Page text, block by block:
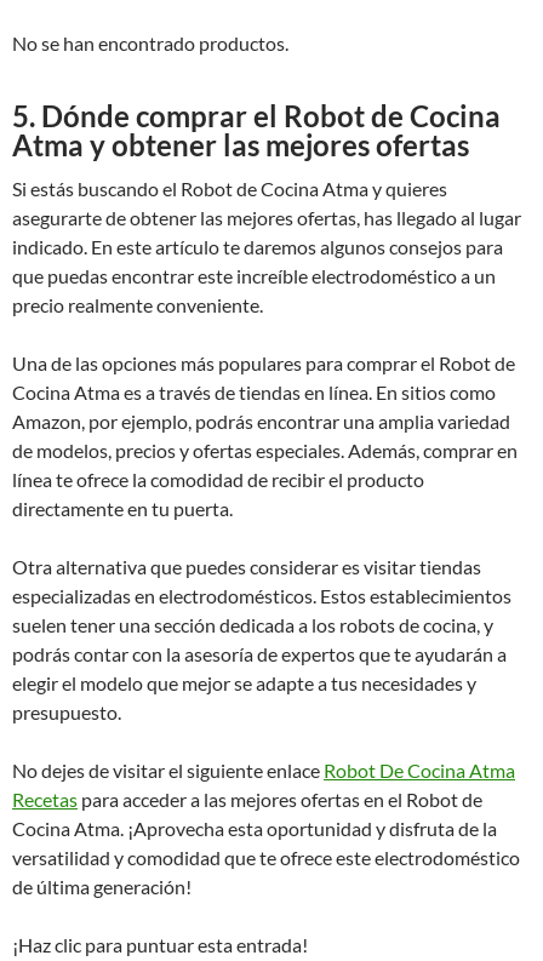
No se han encontrado productos.
5. Dónde comprar el Robot de Cocina
Atma y obtener las mejores ofertas
Si estás buscando el Robot de Cocina Atma y quieres
asegurarte de obtener las mejores ofertas, has llegado al lugar
indicado. En este artículo te daremos algunos consejos para
que puedas encontrar este increíble electrodoméstico a un
precio realmente conveniente.
Una de las opciones más populares para comprar el Robot de
Cocina Atma es a través de tiendas en línea. En sitios como
Amazon, por ejemplo, podrás encontrar una amplia variedad
de modelos, precios y ofertas especiales. Además, comprar en
línea te ofrece la comodidad de recibir el producto
directamente en tu puerta.
Otra alternativa que puedes considerar es visitar tiendas
especializadas en electrodomésticos. Estos establecimientos
suelen tener una sección dedicada a los robots de cocina, y
podrás contar con la asesoría de expertos que te ayudarán a
elegir el modelo que mejor se adapte a tus necesidades y
presupuesto.
No dejes de visitar el siguiente enlace Robot De Cocina Atma
Recetas para acceder a las mejores ofertas en el Robot de
Cocina Atma. ¡Aprovecha esta oportunidad y disfruta de la
versatilidad y comodidad que te ofrece este electrodoméstico
de última generación!
¡Haz clic para puntuar esta entrada!